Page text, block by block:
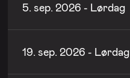
5. sep. 2026 - Lørdag
19. sep. 2026 - Lørdag